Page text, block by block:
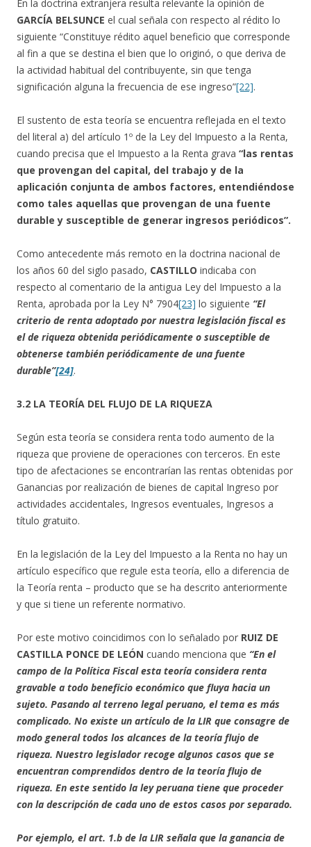
En la doctrina extranjera resulta relevante la opinión de
GARCÍA BELSUNCE el cual señala con respecto al rédito lo
siguiente “Constituye rédito aquel beneficio que corresponde
al fin a que se destina el bien que lo originó, o que deriva de
la actividad habitual del contribuyente, sin que tenga
significación alguna la frecuencia de ese ingreso”[22].
El sustento de esta teoría se encuentra reflejada en el texto
del literal a) del artículo 1º de la Ley del Impuesto a la Renta,
cuando precisa que el Impuesto a la Renta grava “las rentas
que provengan del capital, del trabajo y de la
aplicación conjunta de ambos factores, entendiéndose
como tales aquellas que provengan de una fuente
durable y susceptible de generar ingresos periódicos”.
Como antecedente más remoto en la doctrina nacional de
los años 60 del siglo pasado, CASTILLO indicaba con
respecto al comentario de la antigua Ley del Impuesto a la
Renta, aprobada por la Ley N° 7904[23] lo siguiente “El
criterio de renta adoptado por nuestra legislación fiscal es
el de riqueza obtenida periódicamente o susceptible de
obtenerse también periódicamente de una fuente
durable”[24].
3.2 LA TEORÍA DEL FLUJO DE LA RIQUEZA
Según esta teoría se considera renta todo aumento de la
riqueza que proviene de operaciones con terceros. En este
tipo de afectaciones se encontrarían las rentas obtenidas por
Ganancias por realización de bienes de capital Ingreso por
actividades accidentales, Ingresos eventuales, Ingresos a
título gratuito.
En la legislación de la Ley del Impuesto a la Renta no hay un
artículo específico que regule esta teoría, ello a diferencia de
la Teoría renta – producto que se ha descrito anteriormente
y que si tiene un referente normativo.
Por este motivo coincidimos con lo señalado por RUIZ DE
CASTILLA PONCE DE LEÓN cuando menciona que “En el
campo de la Política Fiscal esta teoría considera renta
gravable a todo beneficio económico que fluya hacia un
sujeto. Pasando al terreno legal peruano, el tema es más
complicado. No existe un artículo de la LIR que consagre de
modo general todos los alcances de la teoría flujo de
riqueza. Nuestro legislador recoge algunos casos que se
encuentran comprendidos dentro de la teoría flujo de
riqueza. En este sentido la ley peruana tiene que proceder
con la descripción de cada uno de estos casos por separado.
Por ejemplo, el art. 1.b de la LIR señala que la ganancia de